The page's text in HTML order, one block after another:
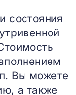
состояния
Вы можете
а также